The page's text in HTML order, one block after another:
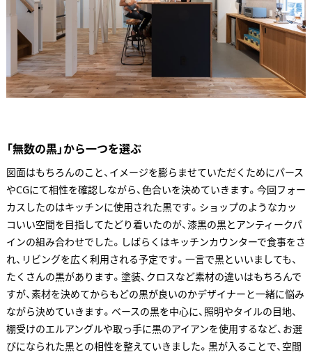
「無数の黒」から一つを選ぶ
図面はもちろんのこと、イメージを膨らませていただくためにパース
やCGにて相性を確認しながら、色合いを決めていきます。今回フォー
カスしたのはキッチンに使用された黒です。ショップのようなカッ
コいい空間を目指してたどり着いたのが、漆黒の黒とアンティークパ
インの組み合わせでした。しばらくはキッチンカウンターで食事をさ
れ、リビングを広く利用される予定です。一言で黒といいましても、
たくさんの黒があります。塗装、クロスなど素材の違いはもちろんで
すが、素材を決めてからもどの黒が良いのかデザイナーと一緒に悩み
ながら決めていきます。ベースの黒を中心に、照明やタイルの目地、
棚受けのエルアングルや取っ手に黒のアイアンを使用するなど、お選
びになられた黒との相性を整えていきました。黒が入ることで、空間